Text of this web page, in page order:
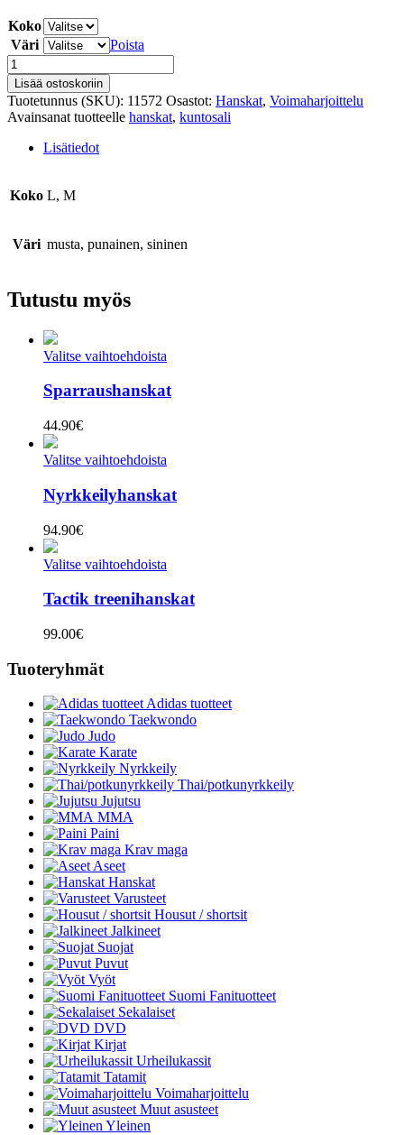
Koko
Väri
Poista
Kuntosalihanskat
määrä
Lisää ostoskoriin
Tuotetunnus (SKU): 11572 Osastot: Hanskat, Voimaharjoittelu
Avainsanat tuotteelle hanskat, kuntosali
Lisätiedot
Koko L, M
Väri musta, punainen, sininen
Tutustu myös
Valitse vaihtoehdoista
Sparraushanskat
44.90€
Valitse vaihtoehdoista
Nyrkkeilyhanskat
94.90€
Valitse vaihtoehdoista
Tactik treenihanskat
99.00€
Tuoteryhmät
Adidas tuotteet
Taekwondo
Judo
Karate
Nyrkkeily
Thai/potkunyrkkeily
Jujutsu
MMA
Paini
Krav maga
Aseet
Hanskat
Varusteet
Housut / shortsit
Jalkineet
Suojat
Puvut
Vyöt
Suomi Fanituotteet
Sekalaiset
DVD
Kirjat
Urheilukassit
Tatamit
Voimaharjoittelu
Muut asusteet
Yleinen